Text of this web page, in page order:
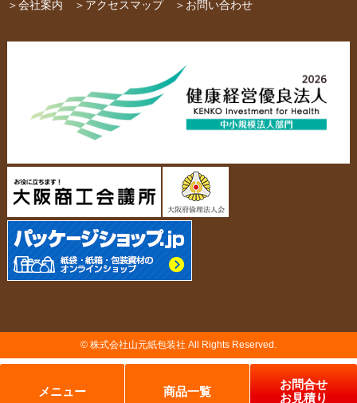
スタッフ紹介 採用情報
当社の協力工場の設備紹介
個人情報の取扱について
納品までの流れ 製造前の確認事項
メニュー 商品一覧
お問合せ
お見積り
ペーパーレザーバッグ 米袋
カタログ/パンフレット
スタンド
アクセサリー・
ジュエリーボックス
名刺箱
ドスコイ相撲セット その他
＞会社案内 ＞アクセスマップ ＞お問い合わせ
© 株式会社山元紙包装社 All Rights Reserved.